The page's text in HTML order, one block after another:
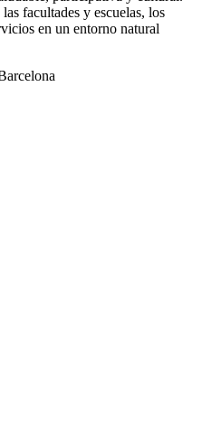
facultades y escuelas, los
en un entorno natural